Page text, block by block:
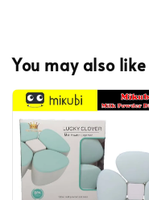
You may also like